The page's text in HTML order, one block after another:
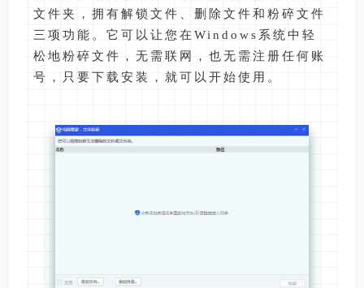
文件夹，拥有解锁文件、删除文件和粉碎文件
三项功能。它可以让您在Windows系统中轻
松地粉碎文件，无需联网，也无需注册任何账
号，只要下载安装，就可以开始使用。